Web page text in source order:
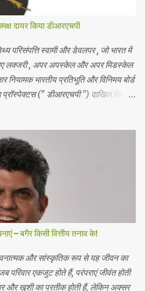
दायर किया डीआरएचपी
परिसंपत्ति स्वामी और डेवलपर , जो भारत में
लक्जरी , अपर अपस्केल और अपर मिडस्केल
नियामक भारतीय प्रतिभूति और विनिमय बोर्ड
(" डीआरएचपी ") दाखिल किया
रुपये तक है। बिक्री के प्रस्ताव में
विक्रय शेयरधारक ) द्वारा ₹ 5 अंकित
वेंचर्स लिमिटेड ने शुद्ध आय से 1121.276
का प्रस्ताव किया है , जो कंपनी और
– बगैर किसी वित्तीय तनाव के!
और सांस्कृतिक रूप से यह जीवन का
परिवार एकजुट होते हैं, परंपराएं जीवंत होती
और खुशी का प्रतीक होती हैं, लेकिन अक्सर